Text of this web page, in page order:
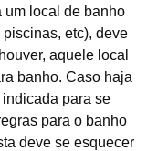
um local de banho
etc), deve
aquele local
banho. Caso haja
para se
para o banho
deve se esquecer